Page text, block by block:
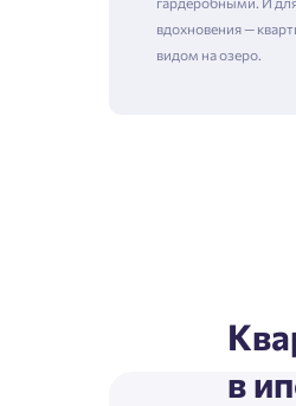
вдохновения —
видом на озеро.
в